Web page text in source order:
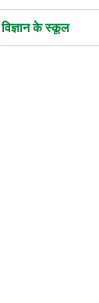
विज्ञान के स्कूल